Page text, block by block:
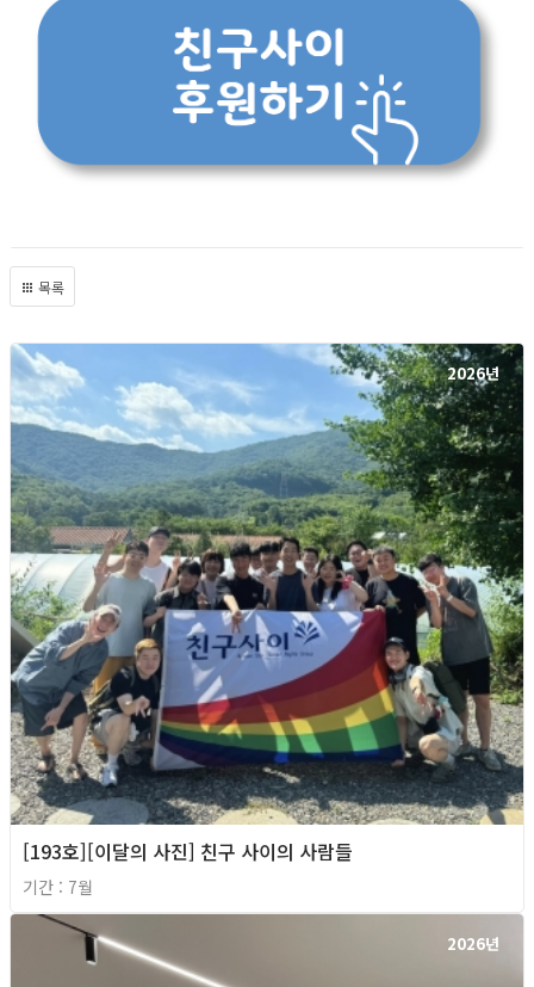
목록
2026년
[193호][이달의 사진] 친구 사이의 사람들
기간 : 7월
2026년